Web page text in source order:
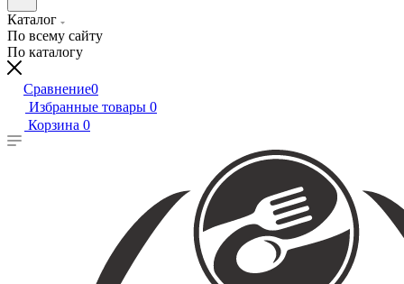
Каталог
По всему сайту
По каталогу
Сравнение0
Избранные товары 0
Корзина 0